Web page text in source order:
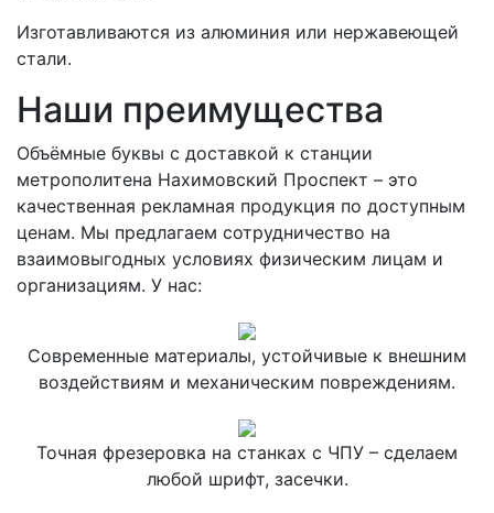
Изготавливаются из алюминия или нержавеющей
стали.
Наши преимущества
Объёмные буквы с доставкой к станции
метрополитена Нахимовский Проспект – это
качественная рекламная продукция по доступным
ценам. Мы предлагаем сотрудничество на
взаимовыгодных условиях физическим лицам и
организациям. У нас:
Современные материалы, устойчивые к внешним
воздействиям и механическим повреждениям.
Точная фрезеровка на станках с ЧПУ – сделаем
любой шрифт, засечки.